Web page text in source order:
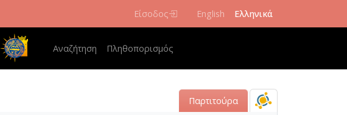
Είσοδος English Ελληνικά
Main navigation
Αναζήτηση Πληθοπορισμός
Παρτιτούρα